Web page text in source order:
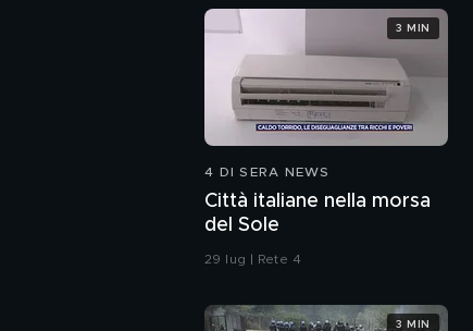
4 DI SERA NEWS
Città italiane nella morsa
del Sole
29 lug | Rete 4
3 MIN
3 MIN